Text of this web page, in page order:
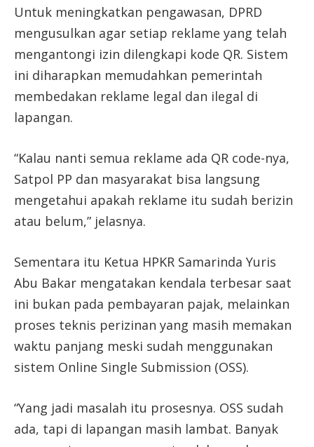
Untuk meningkatkan pengawasan, DPRD
mengusulkan agar setiap reklame yang telah
mengantongi izin dilengkapi kode QR. Sistem
ini diharapkan memudahkan pemerintah
membedakan reklame legal dan ilegal di
lapangan.
“Kalau nanti semua reklame ada QR code-nya,
Satpol PP dan masyarakat bisa langsung
mengetahui apakah reklame itu sudah berizin
atau belum,” jelasnya.
Sementara itu Ketua HPKR Samarinda Yuris
Abu Bakar mengatakan kendala terbesar saat
ini bukan pada pembayaran pajak, melainkan
proses teknis perizinan yang masih memakan
waktu panjang meski sudah menggunakan
sistem Online Single Submission (OSS).
“Yang jadi masalah itu prosesnya. OSS sudah
ada, tapi di lapangan masih lambat. Banyak